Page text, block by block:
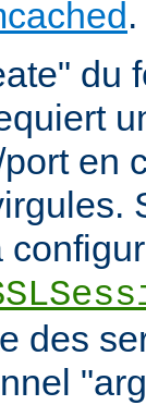
.
du
en
des